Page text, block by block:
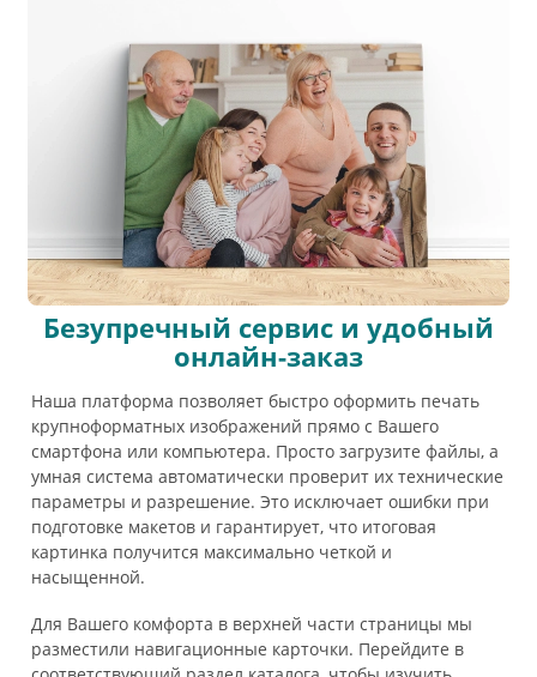
Безупречный сервис и удобный
онлайн-заказ
Наша платформа позволяет быстро оформить печать
крупноформатных изображений прямо с Вашего
смартфона или компьютера. Просто загрузите файлы, а
умная система автоматически проверит их технические
параметры и разрешение. Это исключает ошибки при
подготовке макетов и гарантирует, что итоговая
картинка получится максимально четкой и
насыщенной.
Для Вашего комфорта в верхней части страницы мы
разместили навигационные карточки. Перейдите в